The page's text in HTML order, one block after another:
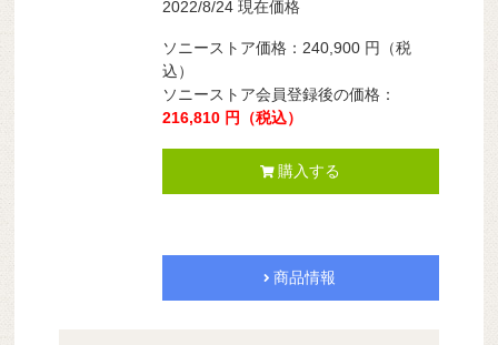
2022/8/24 現在価格
ソニーストア価格：240,900 円
（税
込）
ソニーストア会員登録後の価格：
216,810 円 （税込）
購入する
商品情報